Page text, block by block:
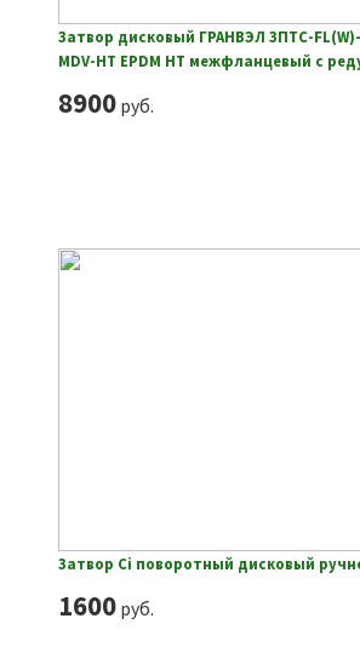
Затвор дисковый ГРАНВЭЛ ЗПТС-
MDV-HT EPDM HT межфланцевый с
8900руб.
Затвор Ci поворотный дисковый
1600руб.